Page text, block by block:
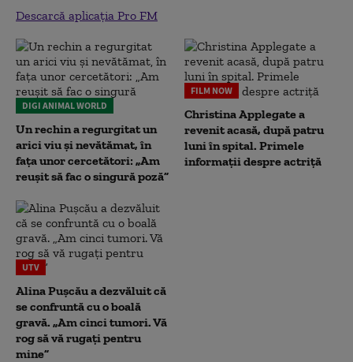
Descarcă aplicația Pro FM
DIGI ANIMAL WORLD
Un rechin a regurgitat un
arici viu și nevătămat, în
fața unor cercetători: „Am
reușit să fac o singură poză”
FILM NOW
Christina Applegate a
revenit acasă, după patru
luni în spital. Primele
informații despre actriță
UTV
Alina Pușcău a dezvăluit că
se confruntă cu o boală
gravă. „Am cinci tumori. Vă
rog să vă rugați pentru
mine”